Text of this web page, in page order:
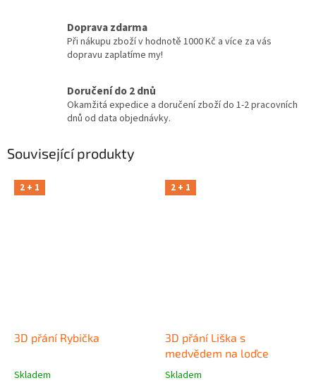
Doprava zdarma
Při nákupu zboží v hodnotě 1000 Kč a více za vás
dopravu zaplatíme my!
Doručení do 2 dnů
Okamžitá expedice a doručení zboží do 1-2 pracovních
dnů od data objednávky.
Související produkty
2 + 1
3D přání Rybička
Skladem
2 + 1
3D přání Liška s
medvědem na loďce
Skladem